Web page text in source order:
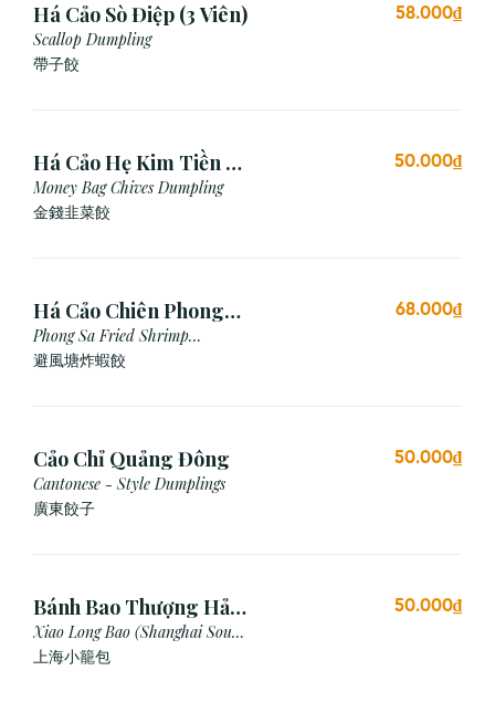
Há Cảo Sò Điệp (3 Viên)
Scallop Dumpling
帶子餃
58.000₫
Há Cảo Hẹ Kim Tiền (3
Viên)
Money Bag Chives Dumpling
金錢韭菜餃
50.000₫
Há Cảo Chiên Phong
Sa
Phong Sa Fried Shrimp
Dumpling (Garlic Breadcrumb)
避風塘炸蝦餃
68.000₫
Cảo Chỉ Quảng Đông
Cantonese - Style Dumplings
廣東餃⼦
50.000₫
Bánh Bao Thượng Hải
(3 Viên)
Xiao Long Bao (Shanghai Soup
Dumpling)
上海小籠包
50.000₫